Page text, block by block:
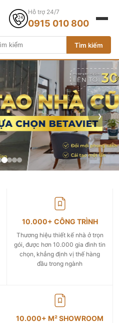
Tìm kiếm
Hỗ trợ 24/7
0915 010 800
›
10.000+ CÔNG TRÌNH
Thương hiệu thiết kế nhà ở trọn
gói, được hơn 10.000 gia đình tin
chọn, khẳng định vị thế hàng
đầu trong ngành
10.000+ M² SHOWROOM